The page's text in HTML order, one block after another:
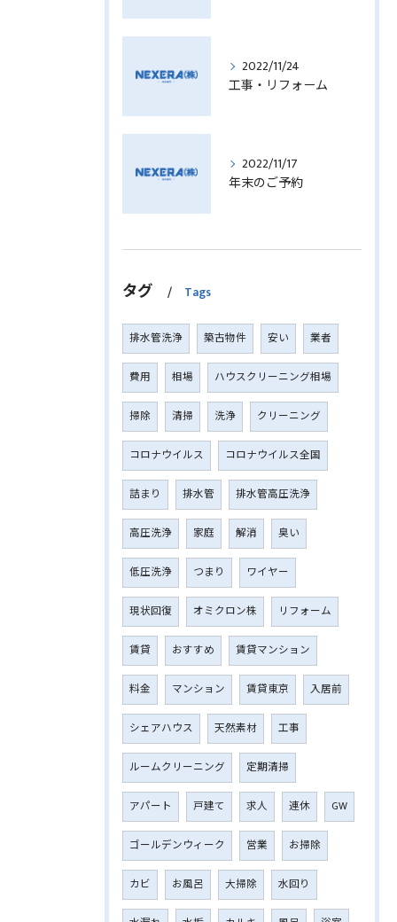
2022/11/24
工事・リフォーム
2022/11/17
年末のご予約
タグ Tags
排水管洗浄 築古物件 安い 業者
費用 相場 ハウスクリーニング相場
掃除 清掃 洗浄 クリーニング
コロナウイルス コロナウイルス全国
詰まり 排水管 排水管高圧洗浄
高圧洗浄 家庭 解消 臭い
低圧洗浄 つまり ワイヤー
現状回復 オミクロン株 リフォーム
賃貸 おすすめ 賃貸マンション
料金 マンション 賃貸東京 入居前
シェアハウス 天然素材 工事
ルームクリーニング 定期清掃
アパート 戸建て 求人 連休 GW
ゴールデンウィーク 営業 お掃除
カビ お風呂 大掃除 水回り